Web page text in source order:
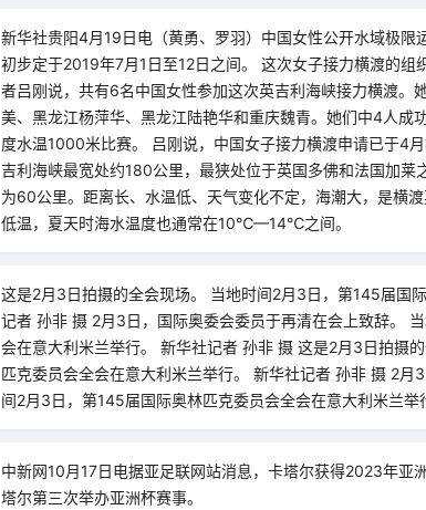
新华社贵阳4月19日电（黄勇、罗羽）中国女性公开水域极限
初步定于2019年7月1日至12日之间。 这次女子接力横渡的
者吕刚说，共有6名中国女性参加这次英吉利海峡接力横渡。
美、黑龙江杨萍华、黑龙江陆艳华和重庆魏青。她们中4人成
度水温1000米比赛。 吕刚说，中国女子接力横渡申请已于4
吉利海峡最宽处约180公里，最狭处位于英国多佛和法国加
为60公里。距离长、水温低、天气变化不定，海潮大，是横
低温，夏天时海水温度也通常在10℃—14℃之间。
这是2月3日拍摄的全会现场。 当地时间2月3日，第145届国
记者 孙非 摄 2月3日，国际奥委会委员于再清在会上致辞。
会在意大利米兰举行。 新华社记者 孙非 摄 这是2月3日拍摄
匹克委员会全会在意大利米兰举行。 新华社记者 孙非 摄 2
间2月3日，第145届国际奥林匹克委员会全会在意大利米兰举
中新网10月17日电据亚足联网站消息，卡塔尔获得2023年亚
塔尔第三次举办亚洲杯赛事。